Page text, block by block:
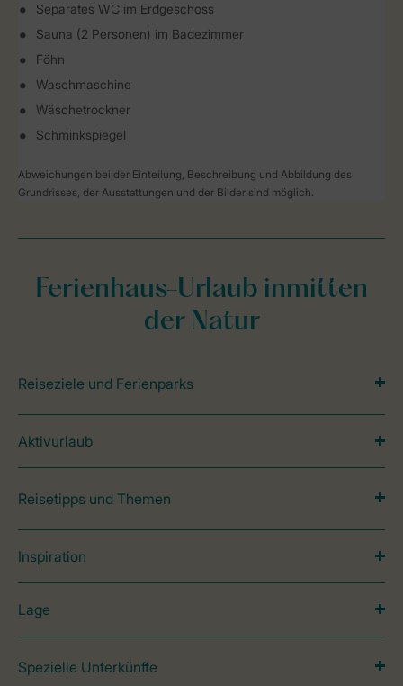
Separates WC im Erdgeschoss
Sauna (2 Personen) im Badezimmer
Föhn
Waschmaschine
Wäschetrockner
Schminkspiegel
Abweichungen bei der Einteilung, Beschreibung und Abbildung des
Grundrisses, der Ausstattungen und der Bilder sind möglich.
Ferienhaus-Urlaub inmitten
der Natur
Reiseziele und Ferienparks
Aktivurlaub
Reisetipps und Themen
Inspiration
Lage
Spezielle Unterkünfte